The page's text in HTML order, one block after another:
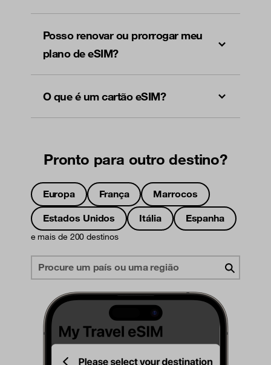
Posso renovar ou prorrogar meu
plano de eSIM?
O que é um cartão eSIM?
Pronto para outro destino?
Europa França
Marrocos
Estados Unidos
Itália Espanha
e mais de 200 destinos